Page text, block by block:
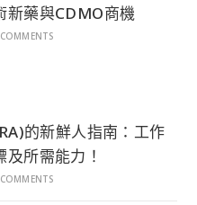
新藥與CDMO商機
的新鮮人指南：工作
所需能力！